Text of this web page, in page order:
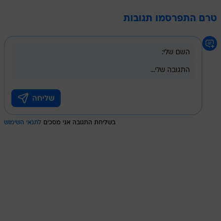
טרם התפרסמו תגובות
בשליחת התגובה אני מסכים לתנאי השימוש